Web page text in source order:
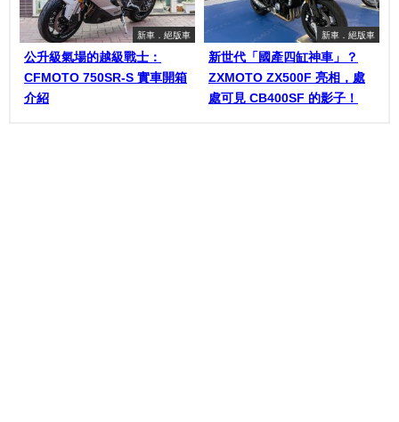
新車．絕版車
公升級氣場的越級戰士：
CFMOTO 750SR-S 實車開箱
介紹
新車．絕版車
新世代「國產四缸神車」？
ZXMOTO ZX500F 亮相，處
處可見 CB400SF 的影子！